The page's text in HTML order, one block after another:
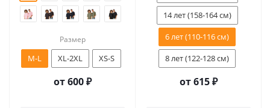
Размер
M-L XL-2XL XS-S
от600 ₽
14 лет (158-164 см)
6 лет (110-116 см)
8 лет (122-128 см)
от615 ₽